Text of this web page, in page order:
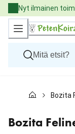
Skip
to
Content
Nyt ilmainen
Kissat
Tuotemerkit
Bozita
Bozita